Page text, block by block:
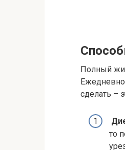
Полный
сделать –
то